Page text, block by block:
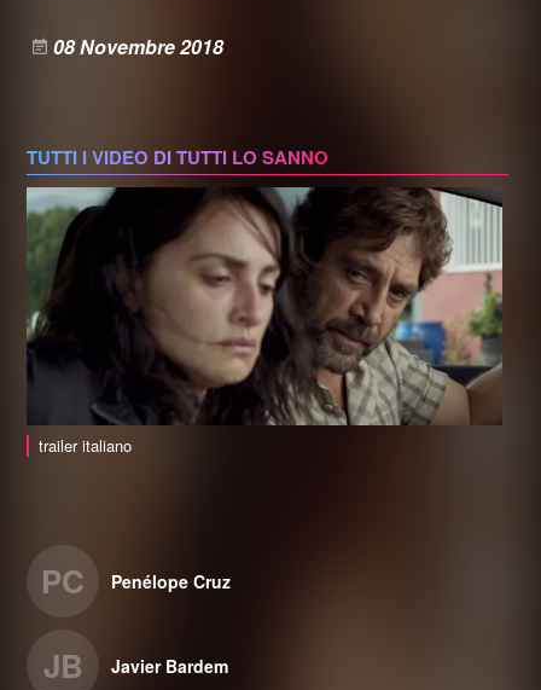
08 Novembre 2018
TUTTI I VIDEO DI TUTTI LO SANNO
trailer italiano
PC Penélope Cruz
JB Javier Bardem